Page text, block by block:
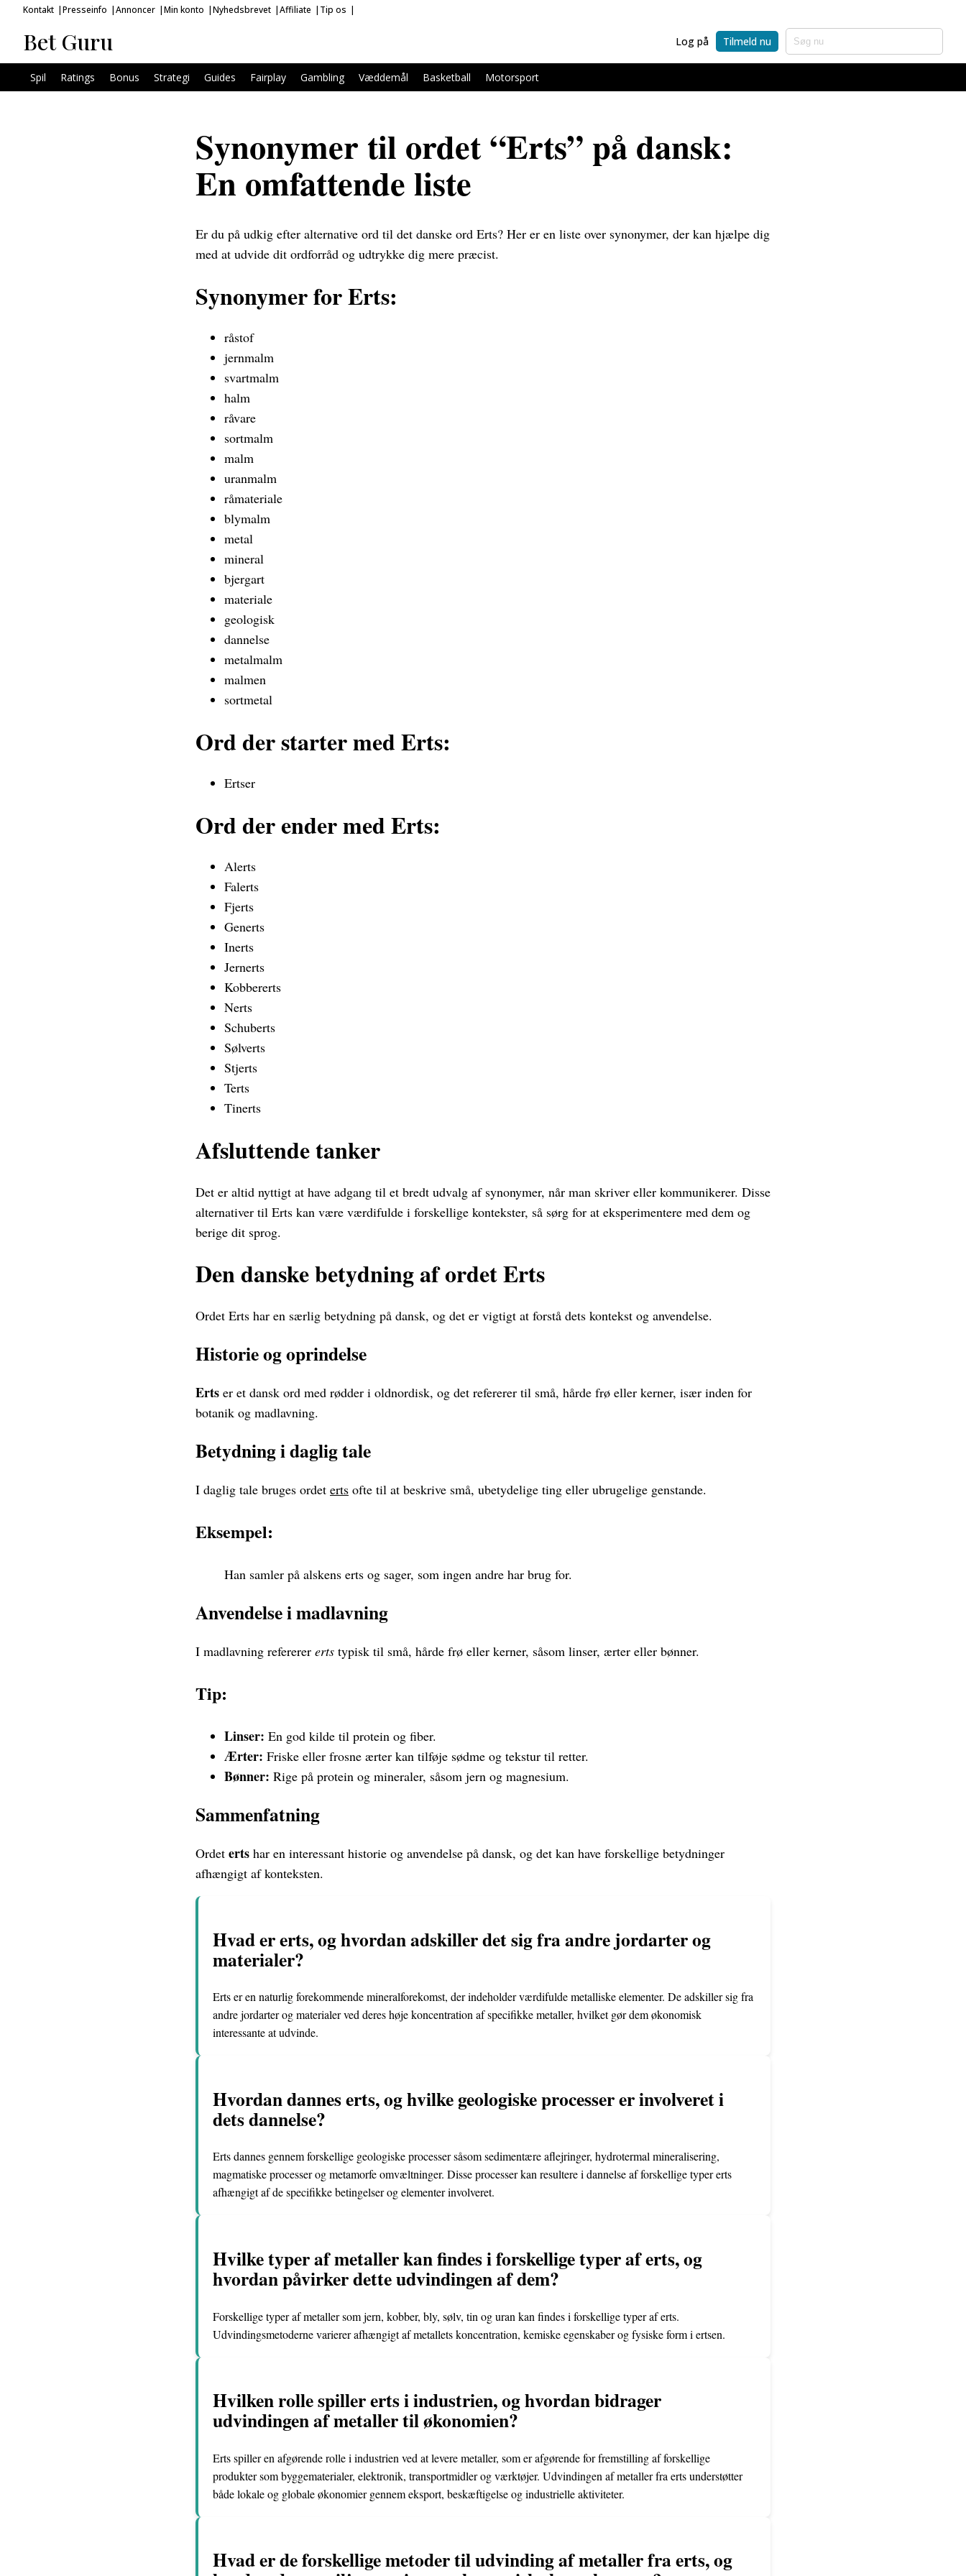
Kontakt Presseinfo Annoncer Min konto Nyhedsbrevet Affiliate Tip os
Bet Guru Log på Tilmeld nu
Spil Ratings Bonus Strategi Guides Fairplay Gambling Væddemål Basketball Motorsport
Synonymer til ordet “Erts” på dansk:
En omfattende liste
Er du på udkig efter alternative ord til det danske ord Erts? Her er en liste over synonymer, der kan hjælpe dig
med at udvide dit ordforråd og udtrykke dig mere præcist.
Synonymer for Erts:
råstof
jernmalm
svartmalm
halm
råvare
sortmalm
malm
uranmalm
råmateriale
blymalm
metal
mineral
bjergart
materiale
geologisk
dannelse
metalmalm
malmen
sortmetal
Ord der starter med Erts:
Ertser
Ord der ender med Erts:
Alerts
Falerts
Fjerts
Generts
Inerts
Jernerts
Kobbererts
Nerts
Schuberts
Sølverts
Stjerts
Terts
Tinerts
Afsluttende tanker
Det er altid nyttigt at have adgang til et bredt udvalg af synonymer, når man skriver eller kommunikerer. Disse
alternativer til Erts kan være værdifulde i forskellige kontekster, så sørg for at eksperimentere med dem og
berige dit sprog.
Den danske betydning af ordet Erts
Ordet Erts har en særlig betydning på dansk, og det er vigtigt at forstå dets kontekst og anvendelse.
Historie og oprindelse
Erts er et dansk ord med rødder i oldnordisk, og det refererer til små, hårde frø eller kerner, især inden for
botanik og madlavning.
Betydning i daglig tale
I daglig tale bruges ordet erts ofte til at beskrive små, ubetydelige ting eller ubrugelige genstande.
Eksempel:
Han samler på alskens erts og sager, som ingen andre har brug for.
Anvendelse i madlavning
I madlavning refererer erts typisk til små, hårde frø eller kerner, såsom linser, ærter eller bønner.
Tip:
Linser: En god kilde til protein og fiber.
Ærter: Friske eller frosne ærter kan tilføje sødme og tekstur til retter.
Bønner: Rige på protein og mineraler, såsom jern og magnesium.
Sammenfatning
Ordet erts har en interessant historie og anvendelse på dansk, og det kan have forskellige betydninger
afhængigt af konteksten.
Hvad er erts, og hvordan adskiller det sig fra andre jordarter og
materialer?
Erts er en naturlig forekommende mineralforekomst, der indeholder værdifulde metalliske elementer. De adskiller sig fra
andre jordarter og materialer ved deres høje koncentration af specifikke metaller, hvilket gør dem økonomisk
interessante at udvinde.
Hvordan dannes erts, og hvilke geologiske processer er involveret i
dets dannelse?
Erts dannes gennem forskellige geologiske processer såsom sedimentære aflejringer, hydrotermal mineralisering,
magmatiske processer og metamorfe omvæltninger. Disse processer kan resultere i dannelse af forskellige typer erts
afhængigt af de specifikke betingelser og elementer involveret.
Hvilke typer af metaller kan findes i forskellige typer af erts, og
hvordan påvirker dette udvindingen af dem?
Forskellige typer af metaller som jern, kobber, bly, sølv, tin og uran kan findes i forskellige typer af erts.
Udvindingsmetoderne varierer afhængigt af metallets koncentration, kemiske egenskaber og fysiske form i ertsen.
Hvilken rolle spiller erts i industrien, og hvordan bidrager
udvindingen af metaller til økonomien?
Erts spiller en afgørende rolle i industrien ved at levere metaller, som er afgørende for fremstilling af forskellige
produkter som byggematerialer, elektronik, transportmidler og værktøjer. Udvindingen af metaller fra erts understøtter
både lokale og globale økonomier gennem eksport, beskæftigelse og industrielle aktiviteter.
Hvad er de forskellige metoder til udvinding af metaller fra erts, og